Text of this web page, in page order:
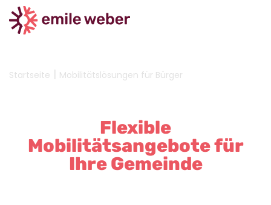
Startseite | Mobilitätslösungen für Bürger
Flexible
Mobilitätsangebote für
Ihre Gemeinde